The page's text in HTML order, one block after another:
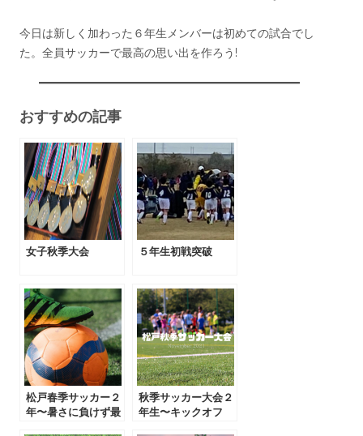
今日は新しく加わった６年生メンバーは初めての試合でし
た。全員サッカーで最高の思い出を作ろう!
おすすめの記事
女子秋季大会 ５年生初戦突破
松戸春季サッカー２
年〜暑さに負けず最
秋季サッカー大会２
年生〜キックオフ